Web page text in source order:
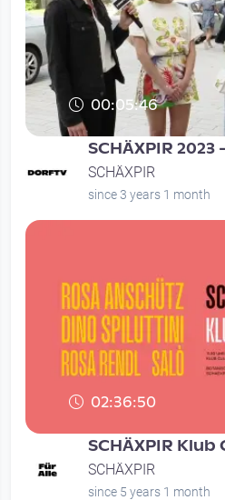
00:05:46
SCHÄXPIR
SCHÄXPIR
since 3 years 1 month
02:36:50
SCHÄXPIR
SCHÄXPIR
since 5 years 1 month